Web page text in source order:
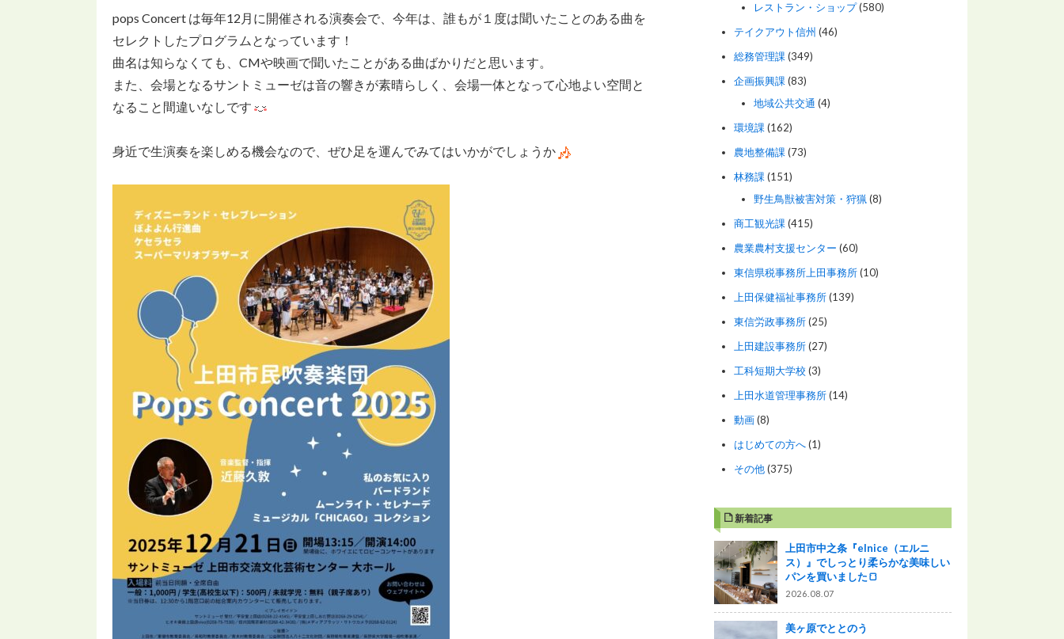
pops Concert は毎年12月に開催される演奏会で、今年は、誰もが１度は聞いたことのある曲を
セレクトしたプログラムとなっています！
曲名は知らなくても、CMや映画で聞いたことがある曲ばかりだと思います。
また、会場となるサントミューゼは音の響きが素晴らしく、会場一体となって心地よい空間と
なること間違いなしです
身近で生演奏を楽しめる機会なので、ぜひ足を運んでみてはいかがでしょうか
レストラン・ショップ(580)
テイクアウト信州 (46)
総務管理課(349)
企画振興課(83)
地域公共交通 (4)
環境課(162)
農地整備課(73)
林務課(151)
野生鳥獣被害対策・狩猟(8)
商工観光課(415)
農業農村支援センター (60)
東信県税事務所上田事務所(10)
上田保健福祉事務所(139)
東信労政事務所(25)
上田建設事務所(27)
工科短期大学校 (3)
上田水道管理事務所(14)
動画(8)
はじめての方へ(1)
その他(375)
新着記事
上田市中之条『elnice（エルニ
ス）』でしっとり柔らかな美味しい
パンを買いました🍞
2026.08.07
美ヶ原でととのう